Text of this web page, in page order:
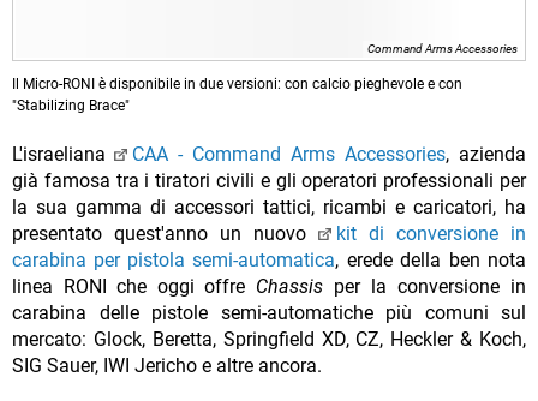
Command Arms Accessories
Il Micro-RONI è disponibile in due versioni: con calcio pieghevole e con
"Stabilizing Brace"
L'israeliana CAA - Command Arms Accessories, azienda
già famosa tra i tiratori civili e gli operatori professionali per
la sua gamma di accessori tattici, ricambi e caricatori, ha
presentato quest'anno un nuovo
kit di conversione in
carabina per pistola semi-automatica, erede della ben nota
linea RONI che oggi offre Chassis per la conversione in
carabina delle pistole semi-automatiche più comuni sul
mercato: Glock, Beretta, Springfield XD, CZ, Heckler & Koch,
SIG Sauer, IWI Jericho e altre ancora.